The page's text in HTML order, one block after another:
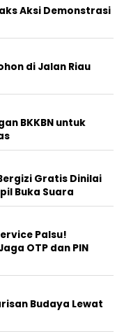
Aksi Demonstrasi
di Jalan Riau
BKKBN untuk
Gratis Dinilai
Buka Suara
Palsu!
OTP dan PIN
Budaya Lewat